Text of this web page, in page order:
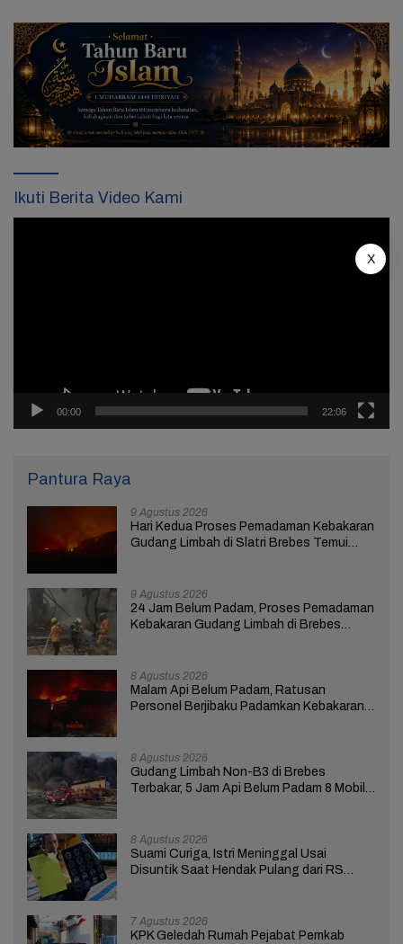
Ikuti Berita Video Kami
00:00 22:06
Pantura Raya
9 Agustus 2026
Hari Kedua Proses Pemadaman Kebakaran
Gudang Limbah di Slatri Brebes Temui
9 Agustus 2026
24 Jam Belum Padam, Proses Pemadaman
Kebakaran Gudang Limbah di Brebes
8 Agustus 2026
Malam Api Belum Padam, Ratusan
Personel Berjibaku Padamkan Kebakaran
8 Agustus 2026
Gudang Limbah Non-B3 di Brebes
Terbakar, 5 Jam Api Belum Padam 8 Mobil
8 Agustus 2026
Suami Curiga, Istri Meninggal Usai
Disuntik Saat Hendak Pulang dari RS
7 Agustus 2026
KPK Geledah Rumah Pejabat Pemkab
X